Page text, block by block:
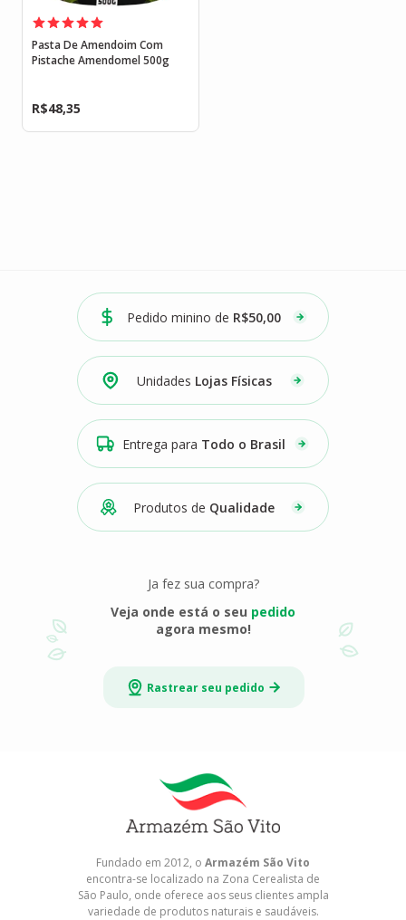
Pasta De Amendoim Com
Pistache Amendomel 500g
R$48,35
Pedido minino de R$50,00
Unidades Lojas Físicas
Entrega para Todo o Brasil
Produtos de Qualidade
Ja fez sua compra?
Veja onde está o seu pedido
agora mesmo!
Rastrear seu pedido
Fundado em 2012, o Armazém São Vito
encontra-se localizado na Zona Cerealista de
São Paulo, onde oferece aos seus clientes ampla
variedade de produtos naturais e saudáveis.